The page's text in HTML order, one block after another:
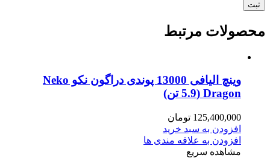
محصولات مرتبط
وینچ الیافی 13000 پوندی دراگون نکو Neko
Dragon (5.9 تن)
125,400,000 تومان
افزودن به سبد خرید
افزودن به علاقه مندی ها
مشاهده سریع